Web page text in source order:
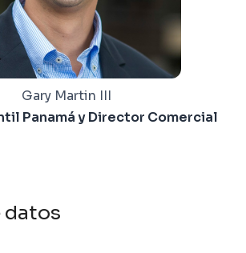
Gary Martin III
Panamá y Director Comercial
datos